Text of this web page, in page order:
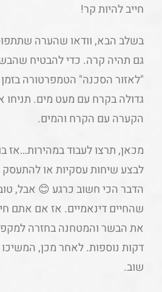
חייב להיות קר!
בשלב הבא, וודאו שהערה
גם תהיה קרה. כדי להבטיח
"לאזור הסכנה" הטמפרטורה
גדולה בקרח עם מעט מים.
הקערה עם הקרח והמים.
מכאן, תרצו לעבוד במהירות…אז
לבצע שיחות עסקיות או
הדבר הכי חשוב כרגע 😊 אבל,
שהחיים דינאמיים. אז אם אתם
דקות נוספות. לאחר מכן,
שוב.